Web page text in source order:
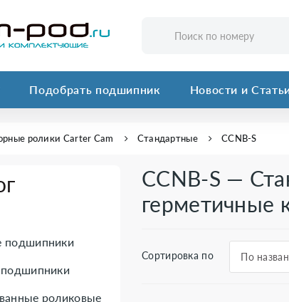
Подобрать подшипник Новости и
ролики Carter Cam Стандартные CCNB-S
подшипники
роликовые
CCNB-S —
герметичные
Сортировка по